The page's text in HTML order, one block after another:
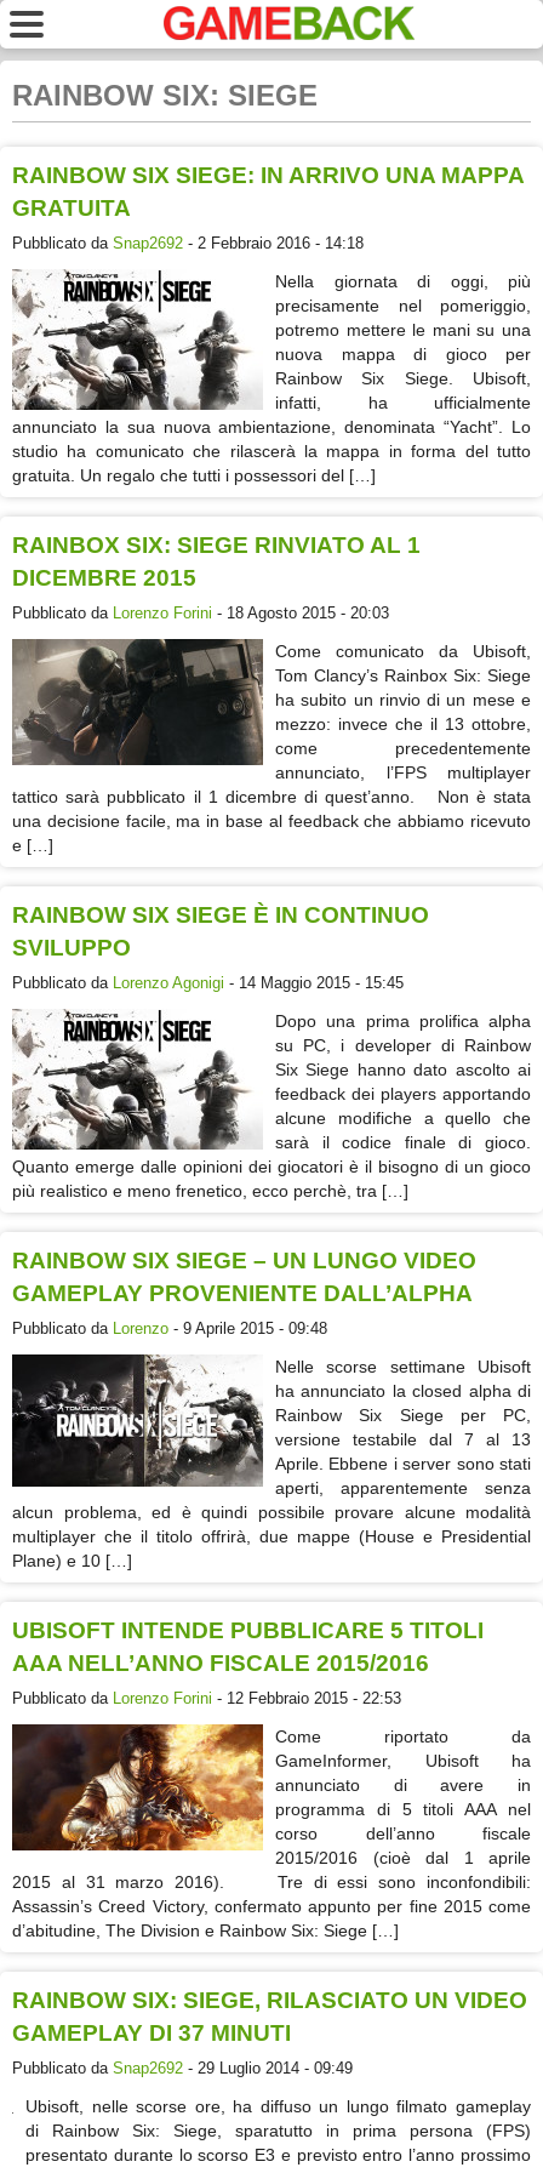
RAINBOW SIX: SIEGE
RAINBOW SIX SIEGE: IN ARRIVO UNA MAPPA
GRATUITA
Pubblicato da Snap2692 - 2 Febbraio 2016 - 14:18
Nella giornata di oggi, più
precisamente nel pomeriggio,
potremo mettere le mani su una
nuova mappa di gioco per
Rainbow Six Siege. Ubisoft,
infatti, ha ufficialmente
annunciato la sua nuova ambientazione, denominata “Yacht”. Lo
studio ha comunicato che rilascerà la mappa in forma del tutto
gratuita. Un regalo che tutti i possessori del […]
RAINBOX SIX: SIEGE RINVIATO AL 1
DICEMBRE 2015
Pubblicato da Lorenzo Forini - 18 Agosto 2015 - 20:03
Come comunicato da Ubisoft,
Tom Clancy’s Rainbox Six: Siege
ha subito un rinvio di un mese e
mezzo: invece che il 13 ottobre,
come precedentemente
annunciato, l’FPS multiplayer
tattico sarà pubblicato il 1 dicembre di quest’anno. Non è stata
una decisione facile, ma in base al feedback che abbiamo ricevuto
e […]
RAINBOW SIX SIEGE È IN CONTINUO
SVILUPPO
Pubblicato da Lorenzo Agonigi - 14 Maggio 2015 - 15:45
Dopo una prima prolifica alpha
su PC, i developer di Rainbow
Six Siege hanno dato ascolto ai
feedback dei players apportando
alcune modifiche a quello che
sarà il codice finale di gioco.
Quanto emerge dalle opinioni dei giocatori è il bisogno di un gioco
più realistico e meno frenetico, ecco perchè, tra […]
RAINBOW SIX SIEGE – UN LUNGO VIDEO
GAMEPLAY PROVENIENTE DALL’ALPHA
Pubblicato da Lorenzo - 9 Aprile 2015 - 09:48
Nelle scorse settimane Ubisoft
ha annunciato la closed alpha di
Rainbow Six Siege per PC,
versione testabile dal 7 al 13
Aprile. Ebbene i server sono stati
aperti, apparentemente senza
alcun problema, ed è quindi possibile provare alcune modalità
multiplayer che il titolo offrirà, due mappe (House e Presidential
Plane) e 10 […]
UBISOFT INTENDE PUBBLICARE 5 TITOLI
AAA NELL’ANNO FISCALE 2015/2016
Pubblicato da Lorenzo Forini - 12 Febbraio 2015 - 22:53
Come riportato da
GameInformer, Ubisoft ha
annunciato di avere in
programma di 5 titoli AAA nel
corso dell’anno fiscale
2015/2016 (cioè dal 1 aprile
2015 al 31 marzo 2016). Tre di essi sono inconfondibili:
Assassin’s Creed Victory, confermato appunto per fine 2015 come
d’abitudine, The Division e Rainbow Six: Siege […]
RAINBOW SIX: SIEGE, RILASCIATO UN VIDEO
GAMEPLAY DI 37 MINUTI
Pubblicato da Snap2692 - 29 Luglio 2014 - 09:49
Ubisoft, nelle scorse ore, ha diffuso un lungo filmato gameplay
di Rainbow Six: Siege, sparatutto in prima persona (FPS)
presentato durante lo scorso E3 e previsto entro l’anno prossimo